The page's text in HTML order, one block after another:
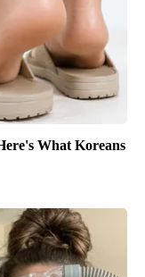
What Koreans